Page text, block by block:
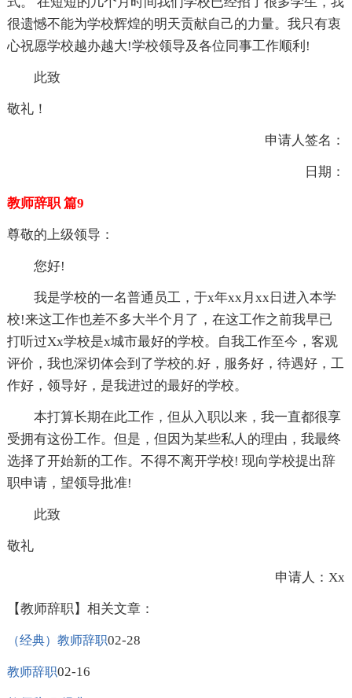
很遗憾不能为学校辉煌的明天贡献自己的力量。我只有衷
心祝愿学校越办越大!学校领导及各位同事工作顺利!
此致
敬礼！
申请人签名：
日期：
教师辞职 篇9
尊敬的上级领导：
您好!
我是学校的一名普通员工，于x年xx月xx日进入本学
校!来这工作也差不多大半个月了，在这工作之前我早已
打听过Xx学校是x城市最好的学校。自我工作至今，客观
评价，我也深切体会到了学校的.好，服务好，待遇好，工
作好，领导好，是我进过的最好的学校。
本打算长期在此工作，但从入职以来，我一直都很享
受拥有这份工作。但是，但因为某些私人的理由，我最终
选择了开始新的工作。不得不离开学校! 现向学校提出辞
职申请，望领导批准!
此致
敬礼
申请人：Xx
【教师辞职】相关文章：
（经典）教师辞职02-28
教师辞职02-16